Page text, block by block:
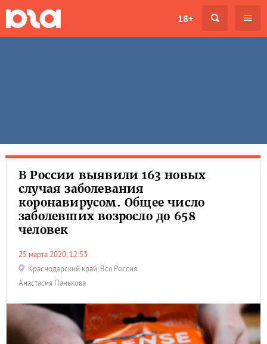
18+
В России выявили 163 новых
случая заболевания
коронавирусом. Общее число
заболевших возросло до 658
человек
25 марта 2020, 12:53
Краснодарский край, Вся Россия
Анастасия Панькова